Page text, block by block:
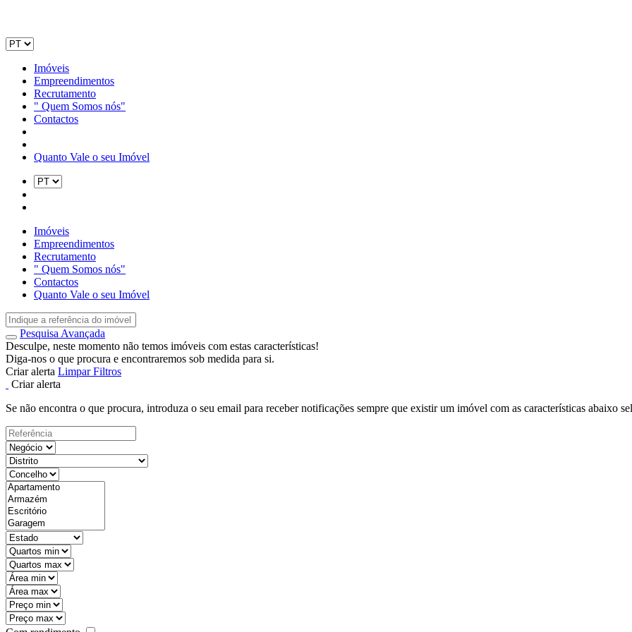
Imóveis
Empreendimentos
Recrutamento
" Quem Somos nós"
Contactos
Quanto Vale o seu Imóvel
Imóveis
Empreendimentos
Recrutamento
" Quem Somos nós"
Contactos
Quanto Vale o seu Imóvel
Pesquisa Avançada
Desculpe, neste momento não temos imóveis com estas características!
Diga-nos o que procura e encontraremos sob medida para si.
Criar alerta Limpar Filtros
Criar alerta
Se não encontra o que procura, introduza o seu email para receber notificações sempre que existir um imóvel com as características abaixo